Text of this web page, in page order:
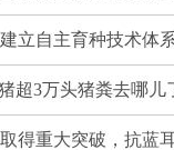
立自主育种技术体
超3万头猪粪去哪儿